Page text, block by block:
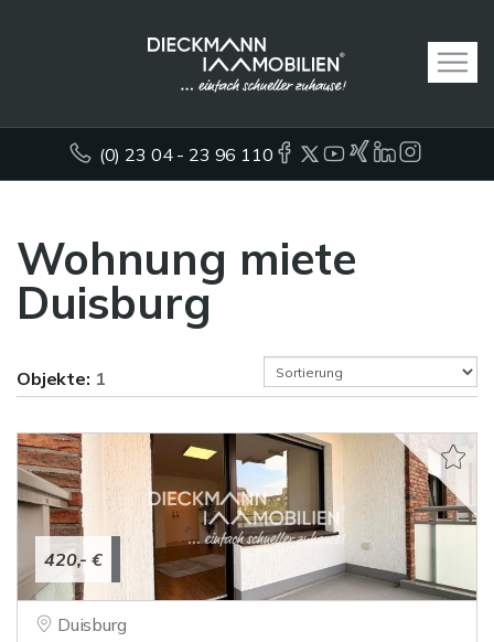
(0) 23 04 - 23 96 110
Wohnung miete
Duisburg
Objekte: 1
420,- €
Duisburg